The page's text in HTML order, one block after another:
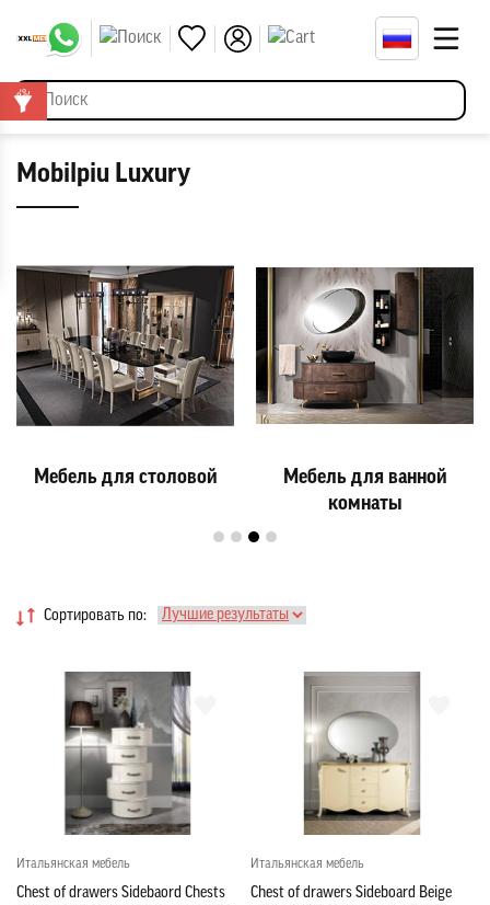
Mobilpiu Luxury
Мебель для столовой
Мебель для ванной
комнаты
Сортировать по:
Итальянская мебель
Chest of drawers Sidebaord Chests
Итальянская мебель
Chest of drawers Sideboard Beige